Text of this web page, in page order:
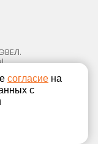
данных
согласие на
с